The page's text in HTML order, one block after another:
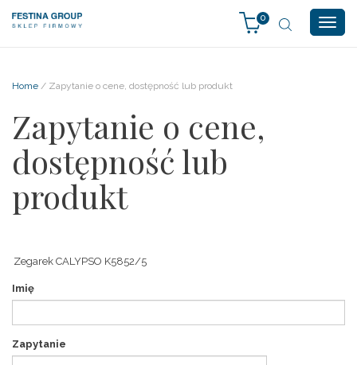
0
Home / Zapytanie o cene, dostępność lub produkt
Zapytanie o cene,
dostępność lub
produkt
Imię
Zapytanie